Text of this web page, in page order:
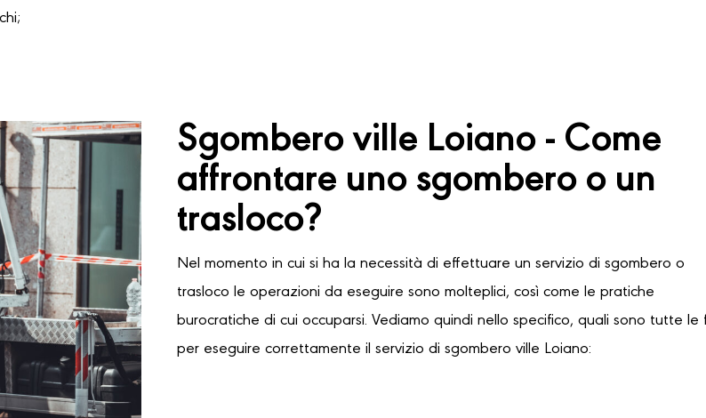
Sgombero ville Loiano - Come
affrontare uno sgombero o un
trasloco?
Nel momento in cui si ha la necessità di effettuare un servizio di sgombero o
trasloco le operazioni da eseguire sono molteplici, così come le pratiche
burocratiche di cui occuparsi. Vediamo quindi nello specifico, quali sono tutte le
per eseguire correttamente il servizio di sgombero ville Loiano: